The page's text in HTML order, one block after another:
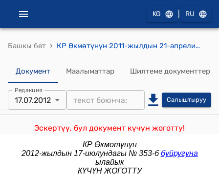
KG RU
Башкы бет › КР Өкмөтүнүн 2011-жылдын 21-апрелиндеги № 129-б (2012-2014-жылдарга Кыргыз Республикасын өнүктүрүүнүн орто мөөнөттүү программасынын долбоорун иштеп чыгуу боюнча ведомстволор аралык жумушчу топ түзүү) буйругу
Документ Маалыматтар Шилтеме документтер
Редакция
17.07.2012 Салыштыруу
Эскертүү, бул документ күчүн жоготту!